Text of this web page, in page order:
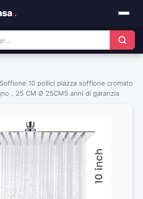
.
10 pollici piazza soffione cromato
，25 CM Ø 25CM5 anni di garanzia